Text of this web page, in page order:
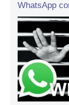
WhatsApp